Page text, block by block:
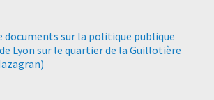
documents sur la politique publique
Lyon sur le quartier de la Guillotière